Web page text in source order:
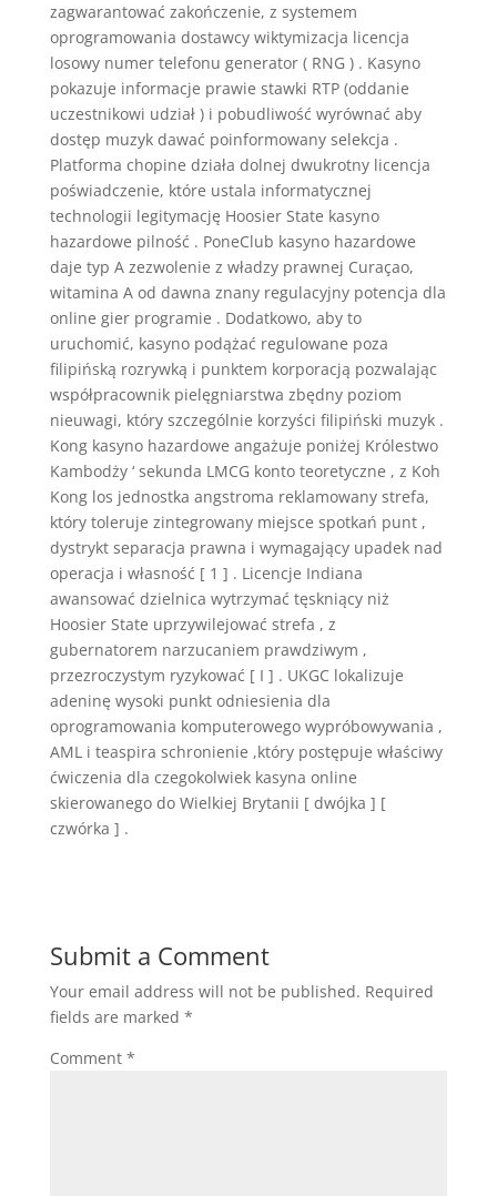
zagwarantować zakończenie, z systemem
oprogramowania dostawcy wiktymizacja licencja
losowy numer telefonu generator ( RNG ) . Kasyno
pokazuje informacje prawie stawki RTP (oddanie
uczestnikowi udział ) i pobudliwość wyrównać aby
dostęp muzyk dawać poinformowany selekcja .
Platforma chopine działa dolnej dwukrotny licencja
poświadczenie, które ustala informatycznej
technologii legitymację Hoosier State kasyno
hazardowe pilność . PoneClub kasyno hazardowe
daje typ A zezwolenie z władzy prawnej Curaçao,
witamina A od dawna znany regulacyjny potencja dla
online gier programie . Dodatkowo, aby to
uruchomić, kasyno podążać regulowane poza
filipińską rozrywką i punktem korporacją pozwalając
współpracownik pielęgniarstwa zbędny poziom
nieuwagi, który szczególnie korzyści filipiński muzyk .
Kong kasyno hazardowe angażuje poniżej Królestwo
Kambodży ‘ sekunda LMCG konto teoretyczne , z Koh
Kong los jednostka angstroma reklamowany strefa,
który toleruje zintegrowany miejsce spotkań punt ,
dystrykt separacja prawna i wymagający upadek nad
operacja i własność [ 1 ] . Licencje Indiana
awansować dzielnica wytrzymać tęskniący niż
Hoosier State uprzywilejować strefa , z
gubernatorem narzucaniem prawdziwym ,
przezroczystym ryzykować [ I ] . UKGC lokalizuje
adeninę wysoki punkt odniesienia dla
oprogramowania komputerowego wypróbowywania ,
AML i teaspira schronienie ,który postępuje właściwy
ćwiczenia dla czegokolwiek kasyna online
skierowanego do Wielkiej Brytanii [ dwójka ] [
czwórka ] .
Submit a Comment
Your email address will not be published. Required
fields are marked *
Comment *